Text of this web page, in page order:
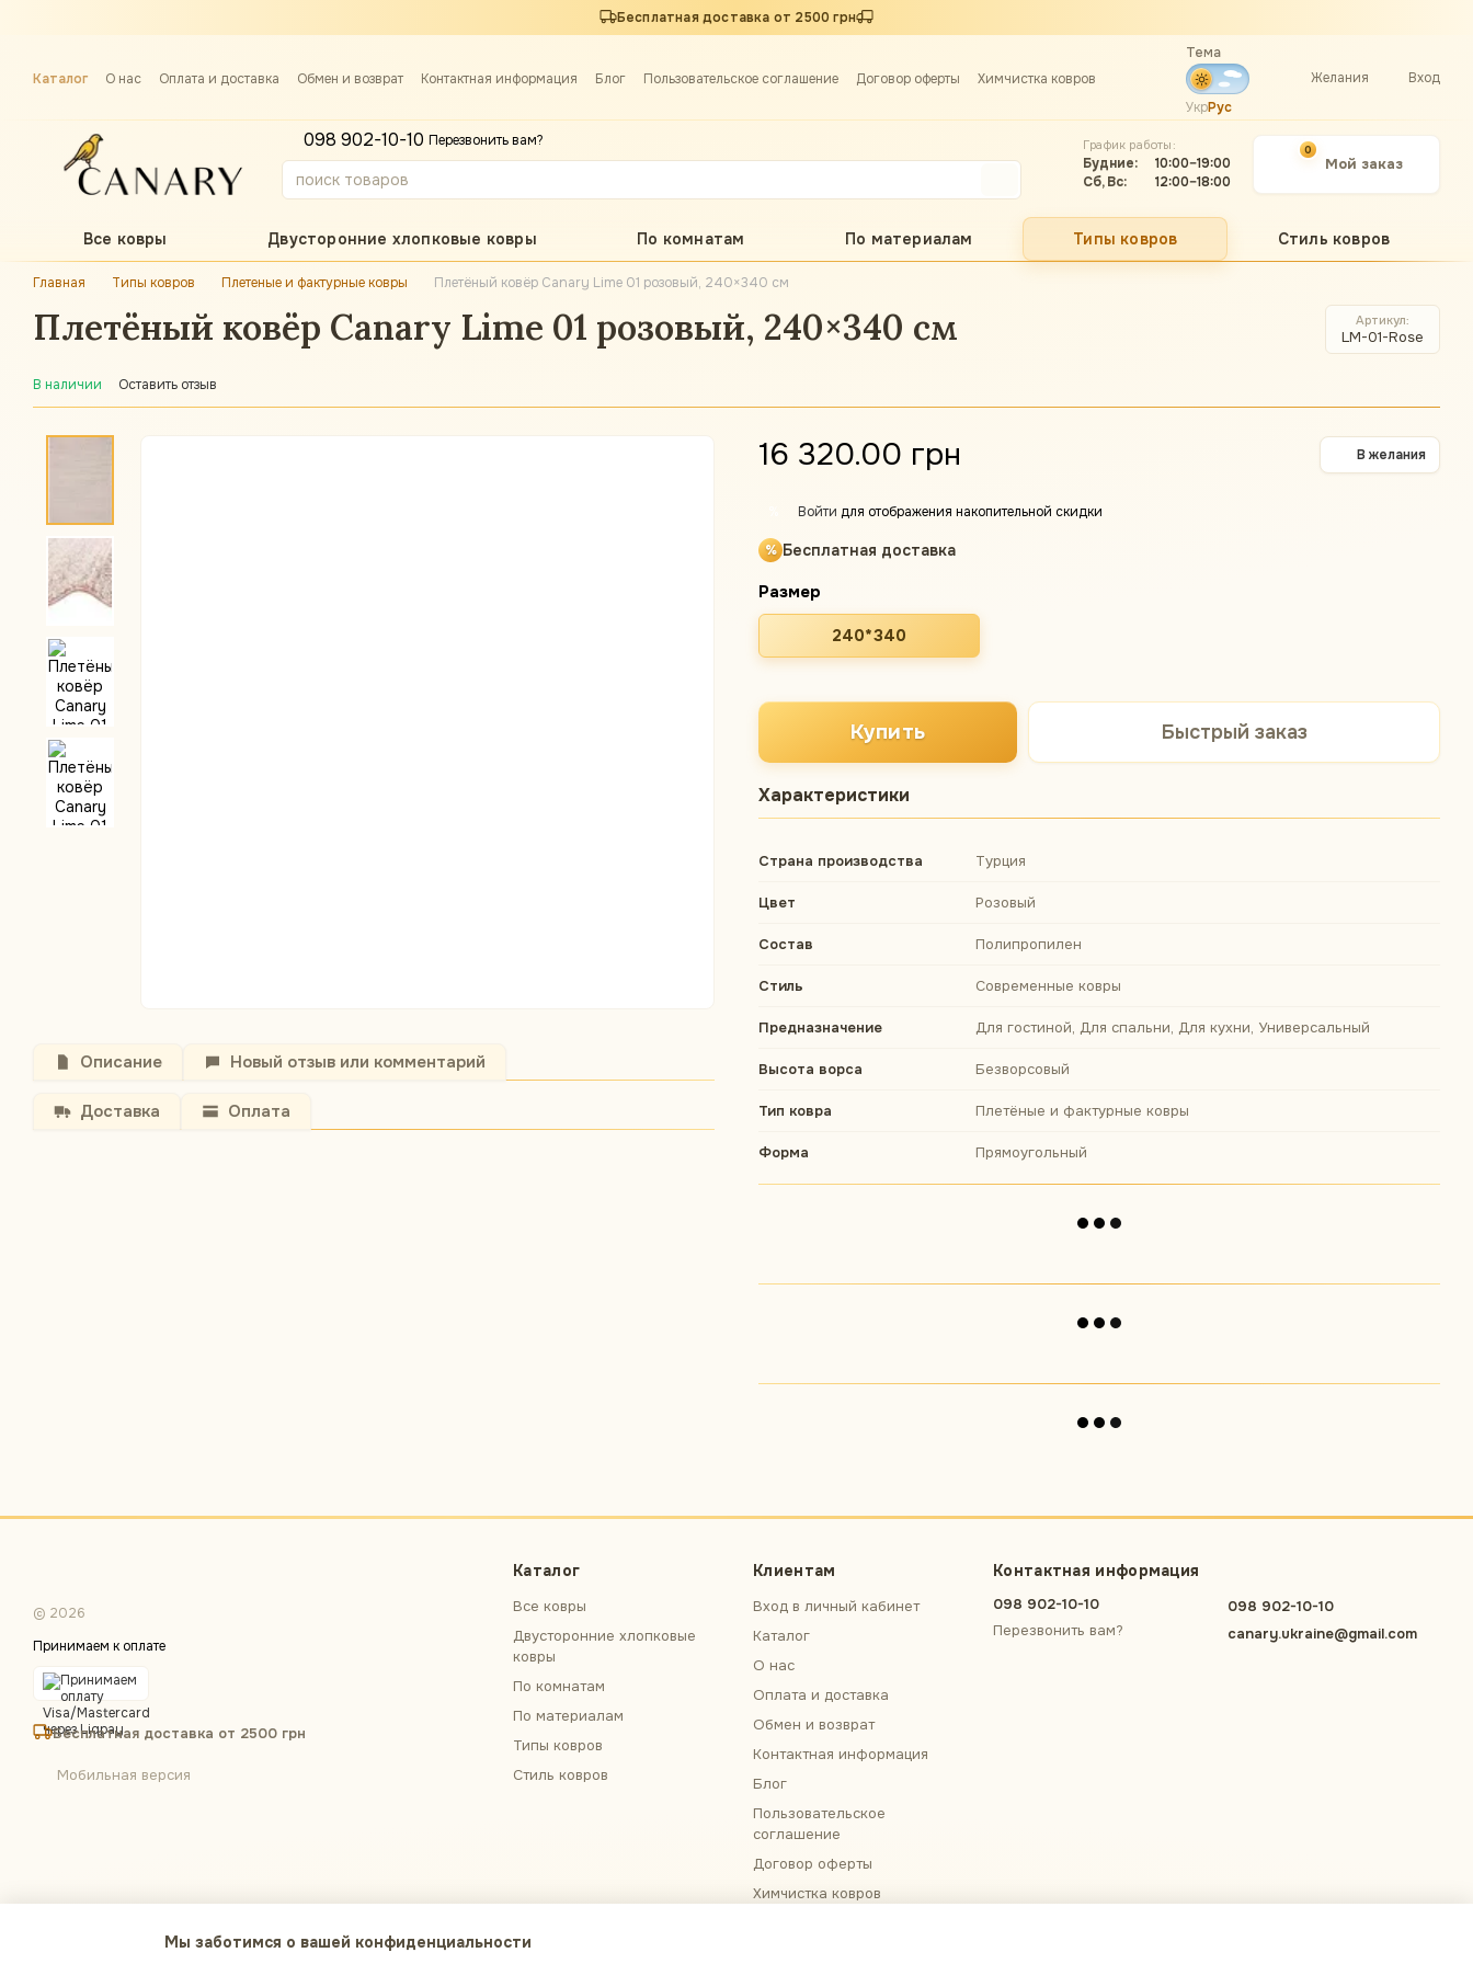
Бесплатная доставка от 2500 грн
Каталог О нас Оплата и доставка Обмен и возврат Контактная информация Блог Пользовательское соглашение Договор оферты
Химчистка ковров
Тема
УкрРус
Желания Вход
098 902-10-10 Перезвонить вам? График работы:
Будние:
10:00–19:00
Сб, Вс:
12:00–18:00
0
Мой заказ
Все ковры Двусторонние хлопковые ковры По комнатам По материалам Типы ковров Стиль ковров
Главная Типы ковров Плетеные и фактурные ковры Плетёный ковёр Canary Lime 01 розовый, 240×340 см
Плетёный ковёр Canary Lime 01 розовый, 240×340 см Артикул
LM-01-Rose
В наличии Оставить отзыв
Описание Новый отзыв или комментарий
Доставка Оплата
16 320.00 грн В желания
Войти для отображения накопительной скидки
Бесплатная доставка
Размер
240*340
Купить Быстрый заказ
Характеристики
Страна производства Турция
Цвет Розовый
Состав Полипропилен
Стиль Современные ковры
Предназначение Для гостиной, Для спальни, Для кухни, Универсальный
Высота ворса Безворсовый
Тип ковра Плетёные и фактурные ковры
Форма Прямоугольный
© 2026
Принимаем к оплате
Бесплатная доставка от 2500 грн
Мобильная версия
Каталог
Все ковры
Двусторонние хлопковые
ковры
По комнатам
По материалам
Типы ковров
Стиль ковров
Клиентам
Вход в личный кабинет
Каталог
О нас
Оплата и доставка
Обмен и возврат
Контактная информация
Блог
Пользовательское
соглашение
Договор оферты
Химчистка ковров
Контактная информация
098 902-10-10
Перезвонить вам?
098 902-10-10
canary.ukraine@gmail.com
Мы заботимся о вашей конфиденциальности